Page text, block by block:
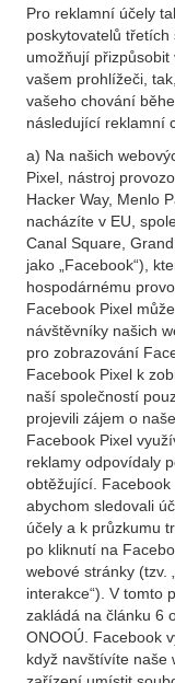
Pro reklamní účely
poskytovatelů
umožňují
vašem prohlížeči,
vašeho chování
následující reklamní
a) Na našich
Pixel, nástroj
Hacker Way, Menlo
nacházíte v EU,
Canal Square,
jako „Facebook“),
hospodárnému
Facebook Pixel
návštěvníky našich
pro zobrazování
Facebook Pixel k
naší společností
projevili zájem o
Facebook Pixel
reklamy odpovídaly
obtěžující. Facebook
abychom sledovali
účely a k průzkumu
po kliknutí na
webové stránky (tzv.
interakce“). V tomto
zakládá na článku 6
ONOOÚ. Facebook
když navštívíte naše